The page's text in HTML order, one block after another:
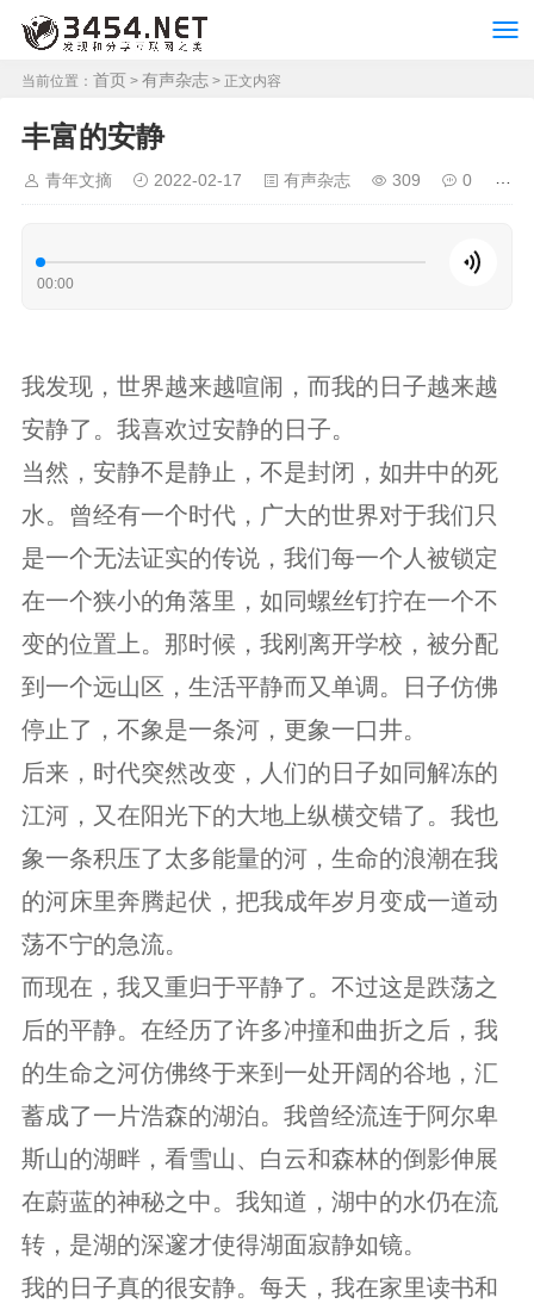
当前位置： 首页 > 有声杂志 > 正文内容
丰富的安静
青年文摘 2022-02-17 有声杂志 309 0
00:00
我发现，世界越来越喧闹，而我的日子越来越
安静了。我喜欢过安静的日子。
当然，安静不是静止，不是封闭，如井中的死
水。曾经有一个时代，广大的世界对于我们只
是一个无法证实的传说，我们每一个人被锁定
在一个狭小的角落里，如同螺丝钉拧在一个不
变的位置上。那时候，我刚离开学校，被分配
到一个远山区，生活平静而又单调。日子仿佛
停止了，不象是一条河，更象一口井。
后来，时代突然改变，人们的日子如同解冻的
江河，又在阳光下的大地上纵横交错了。我也
象一条积压了太多能量的河，生命的浪潮在我
的河床里奔腾起伏，把我成年岁月变成一道动
荡不宁的急流。
而现在，我又重归于平静了。不过这是跌荡之
后的平静。在经历了许多冲撞和曲折之后，我
的生命之河仿佛终于来到一处开阔的谷地，汇
蓄成了一片浩森的湖泊。我曾经流连于阿尔卑
斯山的湖畔，看雪山、白云和森林的倒影伸展
在蔚蓝的神秘之中。我知道，湖中的水仍在流
转，是湖的深邃才使得湖面寂静如镜。
我的日子真的很安静。每天，我在家里读书和